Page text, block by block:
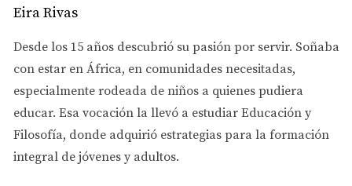
CÓMO FUNCIONA EL EARNEST
MONEY EN GEORGIA
Depósito y custodia
El dinero puede ser retenido por un agente inmobiliario,
abogado o empresa fiduciaria mientras se completa la
compra. Esto asegura que ambas partes cumplan con lo
Eira Rivas
Desde los 15 años descubrió su pasión por servir. Soñaba
con estar en África, en comunidades necesitadas,
especialmente rodeada de niños a quienes pudiera
educar. Esa vocación la llevó a estudiar Educación y
Filosofía, donde adquirió estrategias para la formación
integral de jóvenes y adultos.